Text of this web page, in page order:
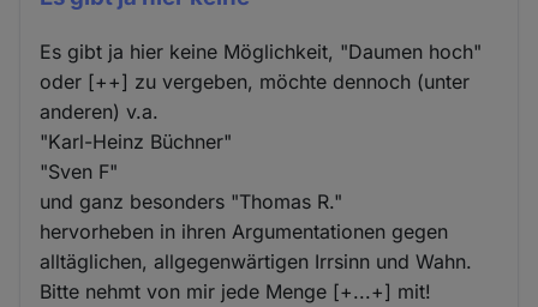
Es gibt ja hier keine Möglichkeit, "Daumen hoch"
oder [++] zu vergeben, möchte dennoch (unter
anderen) v.a.
"Karl-Heinz Büchner"
"Sven F"
und ganz besonders "Thomas R."
hervorheben in ihren Argumentationen gegen
alltäglichen, allgegenwärtigen Irrsinn und Wahn.
Bitte nehmt von mir jede Menge [+...+] mit!